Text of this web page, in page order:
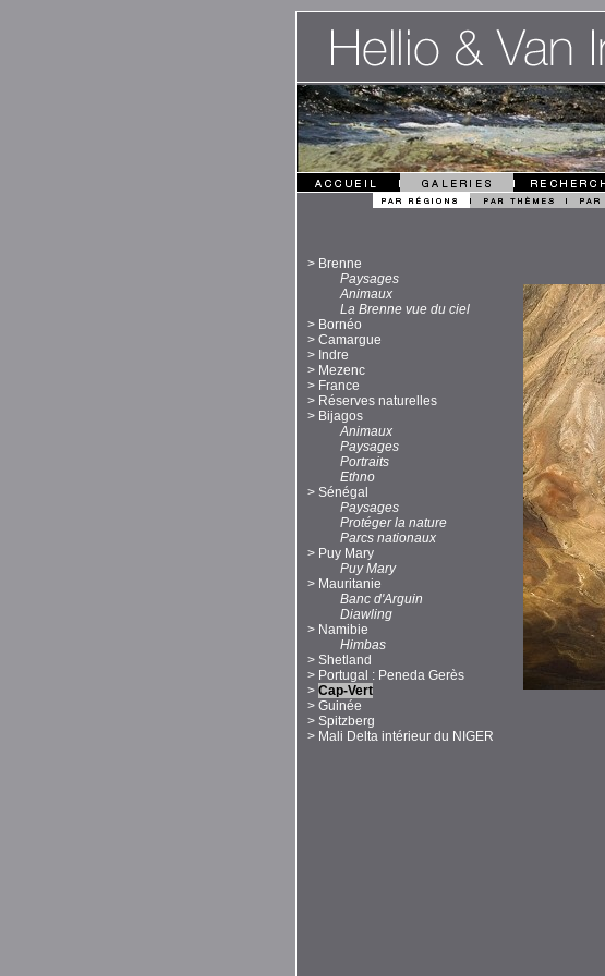
> Brenne
Paysages
Animaux
La Brenne vue du ciel
> Bornéo
> Camargue
> Indre
> Mezenc
> France
> Réserves naturelles
> Bijagos
Animaux
Paysages
Portraits
Ethno
> Sénégal
Paysages
Protéger la nature
Parcs nationaux
> Puy Mary
Puy Mary
> Mauritanie
Banc d'Arguin
Diawling
> Namibie
Himbas
> Shetland
> Portugal : Peneda Gerès
> Cap-Vert
> Guinée
> Spitzberg
> Mali Delta intérieur du NIGER